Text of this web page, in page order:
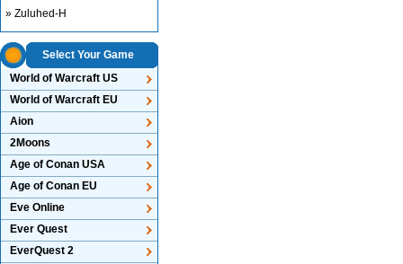
» Zuluhed-H
Select Your Game
World of Warcraft US
World of Warcraft EU
Aion
2Moons
Age of Conan USA
Age of Conan EU
Eve Online
Ever Quest
EverQuest 2